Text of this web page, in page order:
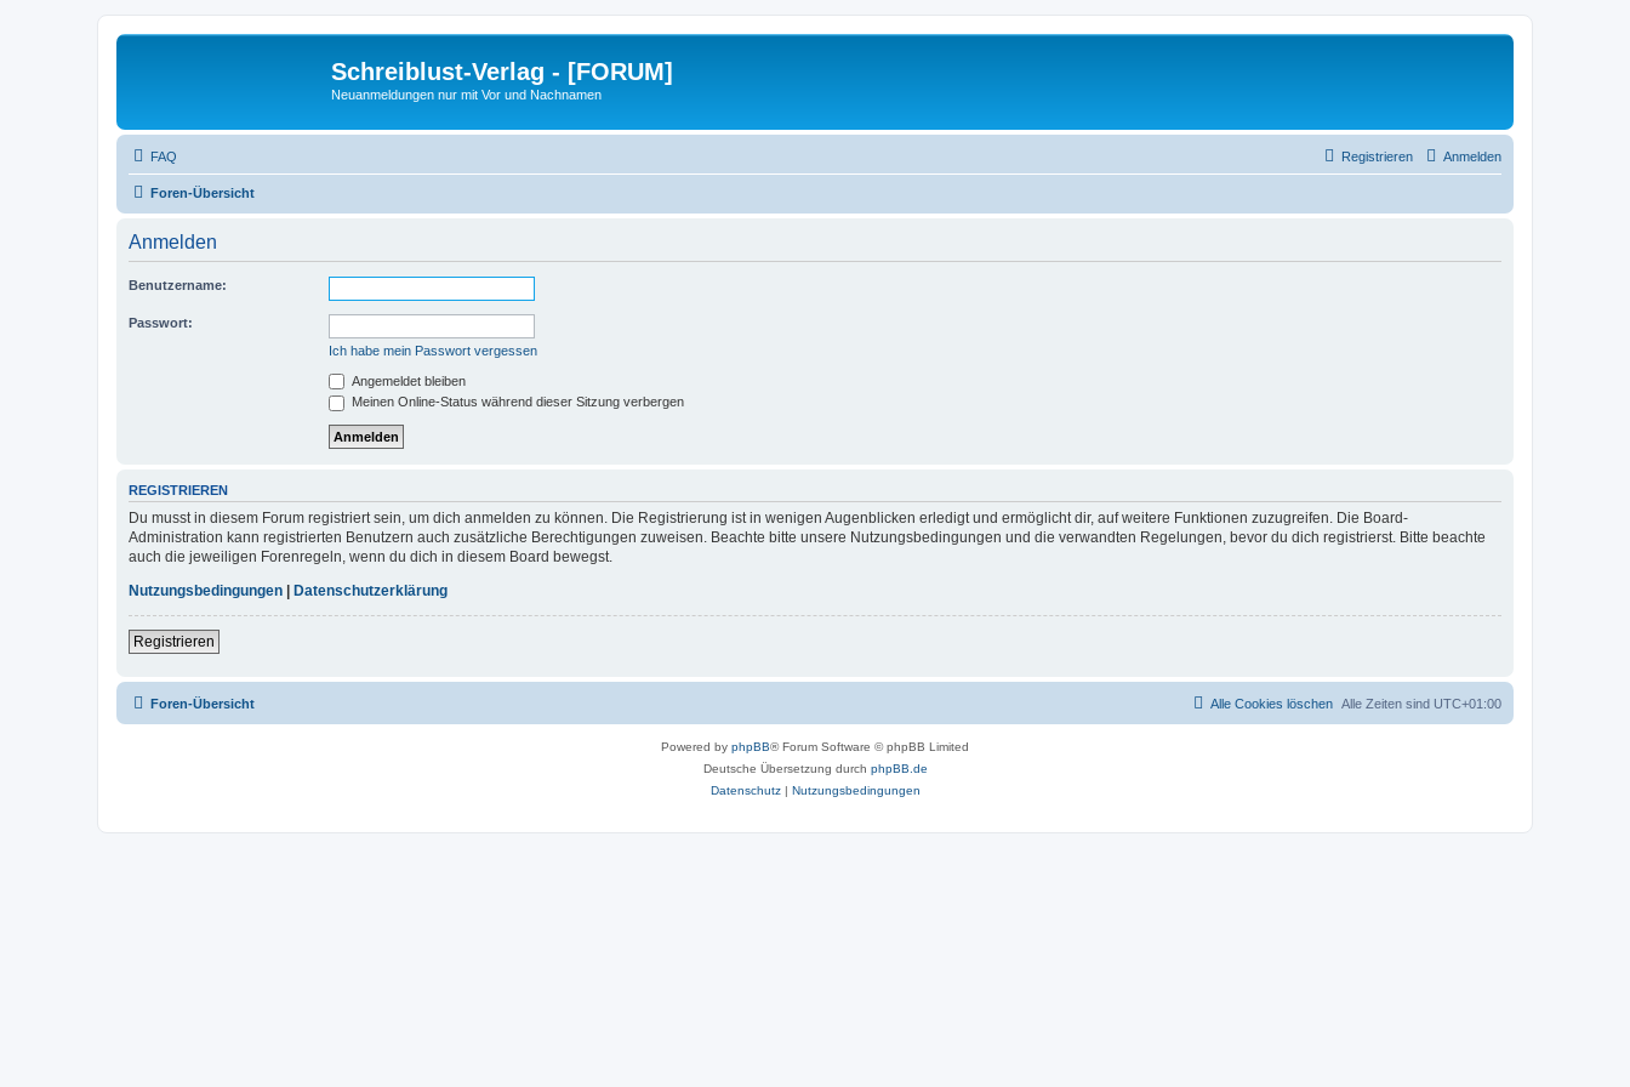
Schreiblust-Verlag - [FORUM]
Neuanmeldungen nur mit Vor und Nachnamen
FAQ Anmelden
Registrieren
Foren-Übersicht
Anmelden
Benutzername:
Passwort:
Ich habe mein Passwort vergessen
Angemeldet bleiben
Meinen Online-Status während dieser Sitzung verbergen
REGISTRIEREN
Du musst in diesem Forum registriert sein, um dich anmelden zu können. Die Registrierung ist in wenigen Augenblicken erledigt und ermöglicht dir, auf weitere Funktionen zuzugreifen. Die Board-
Administration kann registrierten Benutzern auch zusätzliche Berechtigungen zuweisen. Beachte bitte unsere Nutzungsbedingungen und die verwandten Regelungen, bevor du dich registrierst. Bitte beachte
auch die jeweiligen Forenregeln, wenn du dich in diesem Board bewegst.
Nutzungsbedingungen
Datenschutzerklärung
Registrieren
Foren-Übersicht Alle Zeiten sind UTC+01:00
Alle Cookies löschen
Powered by phpBB® Forum Software © phpBB Limited
Deutsche Übersetzung durch phpBB.de
Datenschutz| Nutzungsbedingungen